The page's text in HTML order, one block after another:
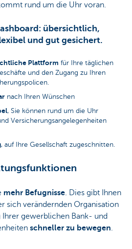
rund um die Uhr voran.
übersichtlich,
und gut gesichert.
Plattform für Ihre täglichen
und den Zugang zu Ihren
nach Ihren Wünschen
, Sie können rund um die Uhr
Versicherungsangelegenheiten
, auf Ihre Gesellschaft zugeschnitten.
mehr Befugnisse. Dies gibt Ihnen
sich verändernden Organisation
gewerblichen Bank- und
schneller zu bewegen.